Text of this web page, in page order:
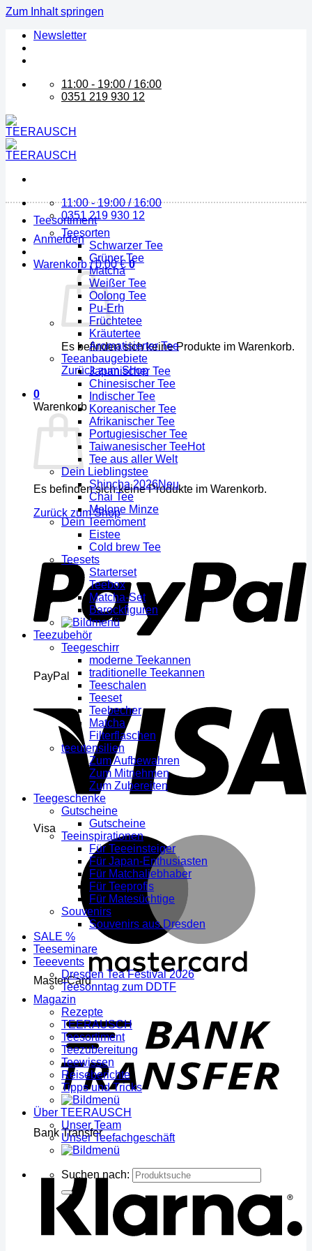
Zum Inhalt springen
Newsletter
11:00 - 19:00 / 16:00
0351 219 930 12
11:00 - 19:00 / 16:00
0351 219 930 12
Anmelden
Warenkorb /0,00€ 0
Es befinden sich keine Produkte im Warenkorb.
Zurück zum Shop
0
Warenkorb
Es befinden sich keine Produkte im Warenkorb.
Zurück zum Shop
PayPal
Visa
MasterCard
Bank Transfer
Teesortiment
Teesorten
Schwarzer Tee
Grüner Tee
Matcha
Weißer Tee
Oolong Tee
Pu-Erh
Früchtetee
Kräutertee
Aromatisierter Tee
Teeanbaugebiete
Japanischer Tee
Chinesischer Tee
Indischer Tee
Koreanischer Tee
Afrikanischer Tee
Portugiesischer Tee
Taiwanesischer Tee
Tee aus aller Welt
Dein Lieblingstee
Shincha 2026
Chai Tee
Melone Minze
Dein Teemoment
Eistee
Cold brew Tee
Teesets
Starterset
Teebox
Matcha-Set
Barockfiguren
Teezubehör
Teegeschirr
moderne Teekannen
traditionelle Teekannen
Teeschalen
Teeset
Teebecher
Matcha
Filterflaschen
teeutensilien
Zum Aufbewahren
Zum Mitnehmen
Zum Zubereiten
Teegeschenke
Gutscheine
Gutscheine
Teeinspirationen
Für Teeeinsteiger
Für Japan-Enthusiasten
Für Matchaliebhaber
Für Teeprofis
Für Matesüchtige
Souvenirs
Souvenirs aus Dresden
SALE %
Teeseminare
Teeevents
Dresden Tea Festival 2026
Teesonntag zum DDTF
Magazin
Rezepte
TEERAUSCH
Teesortiment
Teezubereitung
Teewissen
Reiseberichte
Tipps und Tricks
Über TEERAUSCH
Unser Team
Unser Teefachgeschäft
Suchen nach: